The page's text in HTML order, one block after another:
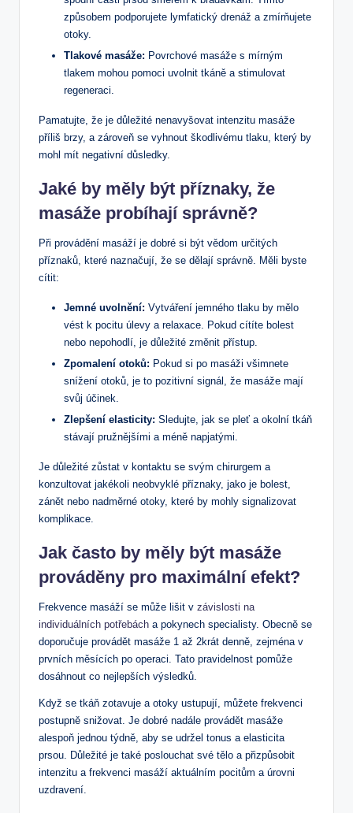
způsobem podporujete lymfatický drenáž a zmírňujete
otoky.
Tlakové masáže: Povrchové masáže s mírným
tlakem mohou pomoci uvolnit tkáně a stimulovat
regeneraci.
Pamatujte, že je důležité nenavyšovat intenzitu masáže
příliš brzy, a zároveň se vyhnout škodlivému tlaku, který by
mohl mít negativní důsledky.
Jaké by měly být příznaky, že
masáže probíhají správně?
Při provádění masáží je dobré si být vědom určitých
příznaků, které naznačují, že se dělají správně. Měli byste
cítit:
Jemné uvolnění: Vytváření jemného tlaku by mělo
vést k pocitu úlevy a relaxace. Pokud cítíte bolest
nebo nepohodlí, je důležité změnit přístup.
Zpomalení otoků: Pokud si po masáži všimnete
snížení otoků, je to pozitivní signál, že masáže mají
svůj účinek.
Zlepšení elasticity: Sledujte, jak se pleť a okolní tkáň
stávají pružnějšími a méně napjatými.
Je důležité zůstat v kontaktu se svým chirurgem a
konzultovat jakékoli neobvyklé příznaky, jako je bolest,
zánět nebo nadměrné otoky, které by mohly signalizovat
komplikace.
Jak často by měly být masáže
prováděny pro maximální efekt?
Frekvence masáží se může lišit v závislosti na
individuálních potřebách a pokynech specialisty. Obecně se
doporučuje provádět masáže 1 až 2krát denně, zejména v
prvních měsících po operaci. Tato pravidelnost pomůže
dosáhnout co nejlepších výsledků.
Když se tkáň zotavuje a otoky ustupují, můžete frekvenci
postupně snižovat. Je dobré nadále provádět masáže
alespoň jednou týdně, aby se udržel tonus a elasticita
prsou. Důležité je také poslouchat své tělo a přizpůsobit
intenzitu a frekvenci masáží aktuálním pocitům a úrovni
uzdravení.